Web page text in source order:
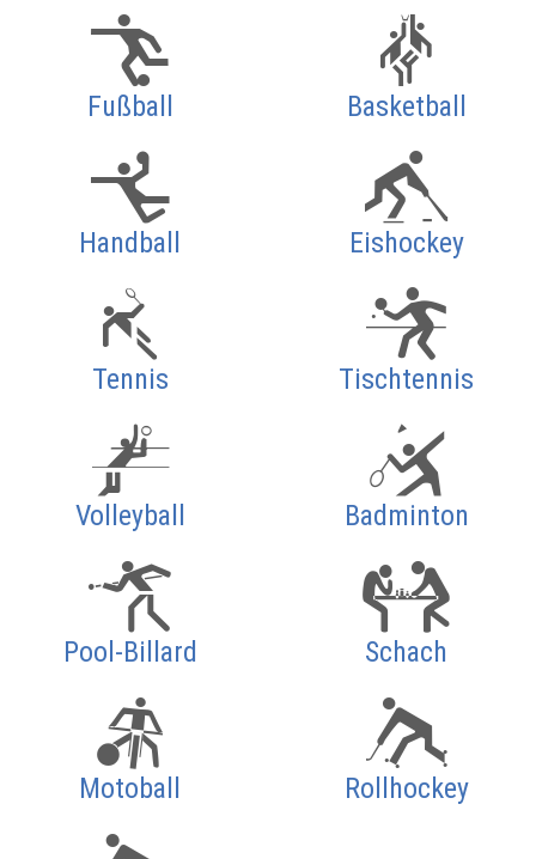
Fußball Basketball
Handball Eishockey
Tennis Tischtennis
Volleyball Badminton
Pool-Billard Schach
Motoball Rollhockey